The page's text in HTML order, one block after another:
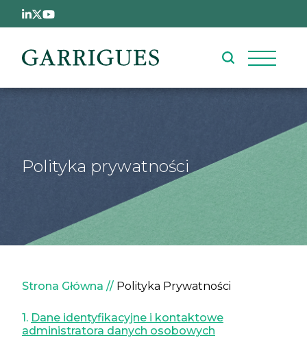
Przejdź do treści
Polityka prywatności
Ścieżka nawigacyjna
Strona Główna Polityka Prywatności
1. Dane identyfikacyjne i kontaktowe
administratora danych osobowych